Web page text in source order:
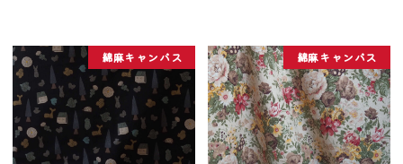
綿麻キャンバス 綿麻キャンバス